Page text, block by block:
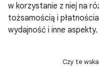
w korzystanie z niej na
tożsamością i
wydajność i inne aspekty.
Czy te